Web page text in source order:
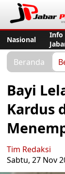
Nasional
Info
Beranda
Bayi
Kardus
Tim Redaksi
Sabtu, 27 Nov